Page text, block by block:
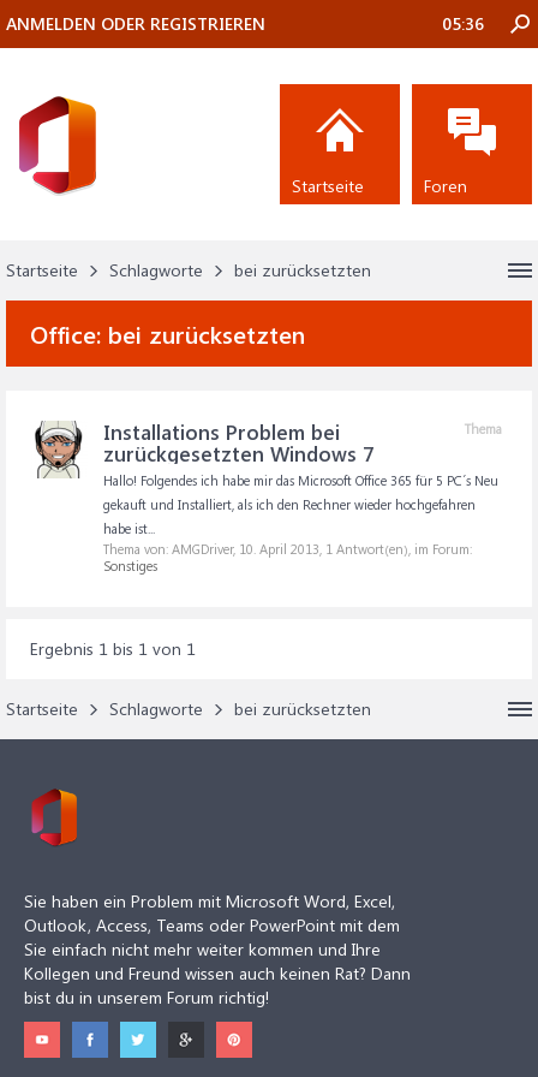
Startseite Schlagworte bei zurücksetzten
Office: bei zurücksetzten
Thema
Installations Problem bei
zurückgesetzten Windows 7
Hallo! Folgendes ich habe mir das Microsoft Office 365 für 5 PC´s Neu
gekauft und Installiert, als ich den Rechner wieder hochgefahren
habe ist...
Thema von: AMGDriver, 10. April 2013, 1 Antwort(en), im Forum:
Sonstiges
Ergebnis 1 bis 1 von 1
Startseite Schlagworte bei zurücksetzten
ANMELDEN ODER REGISTRIEREN 05:36
Startseite Foren
Sie haben ein Problem mit Microsoft Word, Excel,
Outlook, Access, Teams oder PowerPoint mit dem
Sie einfach nicht mehr weiter kommen und Ihre
Kollegen und Freund wissen auch keinen Rat? Dann
bist du in unserem Forum richtig!